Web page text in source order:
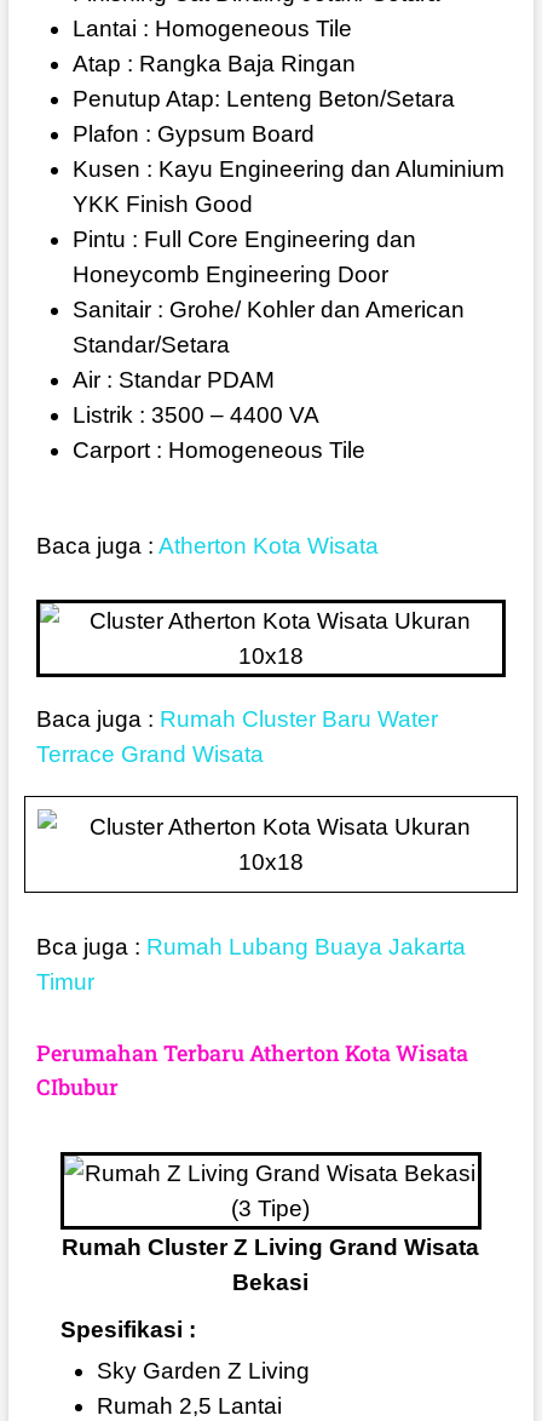
Lantai : Homogeneous Tile
Atap : Rangka Baja Ringan
Penutup Atap: Lenteng Beton/Setara
Plafon : Gypsum Board
Kusen : Kayu Engineering dan Aluminium
YKK Finish Good
Pintu : Full Core Engineering dan
Honeycomb Engineering Door
Sanitair : Grohe/ Kohler dan American
Standar/Setara
Air : Standar PDAM
Listrik : 3500 – 4400 VA
Carport : Homogeneous Tile
Baca juga : Atherton Kota Wisata
Baca juga : Rumah Cluster Baru Water
Terrace Grand Wisata
Bca juga : Rumah Lubang Buaya Jakarta
Timur
Perumahan Terbaru Atherton Kota Wisata
CIbubur
Rumah Cluster Z Living Grand Wisata
Bekasi
Spesifikasi :
Sky Garden Z Living
Rumah 2,5 Lantai